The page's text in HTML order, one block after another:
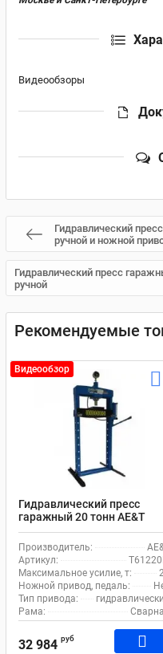
Видеообзоры
Гидравлический
ручной и ножной
Гидравлический пресс
ручной
Рекомендуемые
Видеообзор
Гидравлический пресс
гаражный 20 тонн AE&T
Т61220M ручной
гидронасос
Производитель:
Артикул:
Максимальное усилие, т:
Ножной привод, педаль:
Тип привода:
Рама:
32 984 руб